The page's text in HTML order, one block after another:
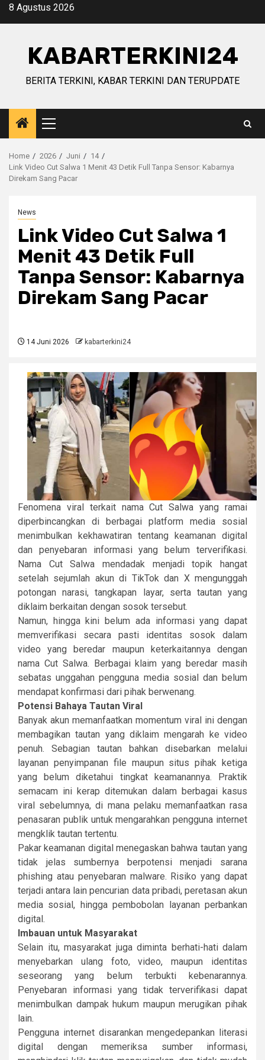
Skip8 Agustus 2026
KABARTERKINI24
BERITA TERKINI, KABAR TERKINI DAN TERUPDATE
Primary
Menu
Home 2026 Juni
14
Link Video Cut Salwa 1 Menit 43 Detik Full Tanpa Sensor: Kabarnya
Direkam Sang Pacar
News
Link Video Cut Salwa 1
Menit 43 Detik Full
Tanpa Sensor: Kabarnya
Direkam Sang Pacar
14 Juni 2026 kabarterkini24
Fenomena viral terkait nama Cut Salwa yang ramai
diperbincangkan di berbagai platform media sosial
menimbulkan kekhawatiran tentang keamanan digital
dan penyebaran informasi yang belum terverifikasi.
Nama Cut Salwa mendadak menjadi topik hangat
setelah sejumlah akun di TikTok dan X mengunggah
potongan narasi, tangkapan layar, serta tautan yang
diklaim berkaitan dengan sosok tersebut.
Namun, hingga kini belum ada informasi yang dapat
memverifikasi secara pasti identitas sosok dalam
video yang beredar maupun keterkaitannya dengan
nama Cut Salwa. Berbagai klaim yang beredar masih
sebatas unggahan pengguna media sosial dan belum
mendapat konfirmasi dari pihak berwenang.
Potensi Bahaya Tautan Viral
Banyak akun memanfaatkan momentum viral ini dengan
membagikan tautan yang diklaim mengarah ke video
penuh. Sebagian tautan bahkan disebarkan melalui
layanan penyimpanan file maupun situs pihak ketiga
yang belum diketahui tingkat keamanannya. Praktik
semacam ini kerap ditemukan dalam berbagai kasus
viral sebelumnya, di mana pelaku memanfaatkan rasa
penasaran publik untuk mengarahkan pengguna internet
mengklik tautan tertentu.
Pakar keamanan digital menegaskan bahwa tautan yang
tidak jelas sumbernya berpotensi menjadi sarana
phishing atau penyebaran malware. Risiko yang dapat
terjadi antara lain pencurian data pribadi, peretasan akun
media sosial, hingga pembobolan layanan perbankan
digital.
Imbauan untuk Masyarakat
Selain itu, masyarakat juga diminta berhati-hati dalam
menyebarkan ulang foto, video, maupun identitas
seseorang yang belum terbukti kebenarannya.
Penyebaran informasi yang tidak terverifikasi dapat
menimbulkan dampak hukum maupun merugikan pihak
lain.
Pengguna internet disarankan mengedepankan literasi
digital dengan memeriksa sumber informasi,